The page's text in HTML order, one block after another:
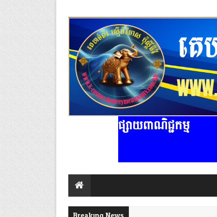
ផ្សាយពាណិជ្ជកម្ម